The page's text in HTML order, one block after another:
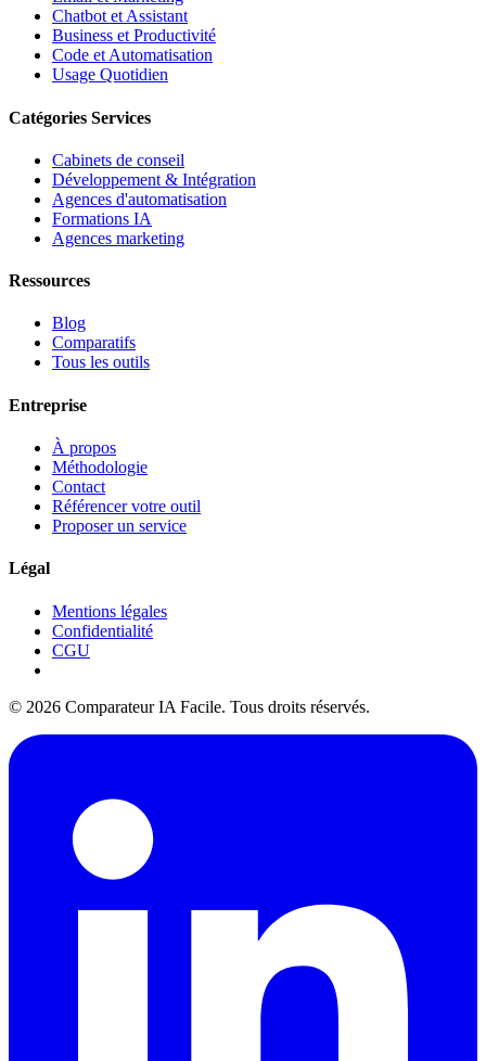
Chatbot et Assistant
Business et Productivité
Code et Automatisation
Usage Quotidien
Catégories Services
Cabinets de conseil
Développement & Intégration
Agences d'automatisation
Formations IA
Agences marketing
Ressources
Blog
Comparatifs
Tous les outils
Entreprise
À propos
Méthodologie
Contact
Référencer votre outil
Proposer un service
Légal
Mentions légales
Confidentialité
CGU
© 2026 Comparateur IA Facile. Tous droits réservés.